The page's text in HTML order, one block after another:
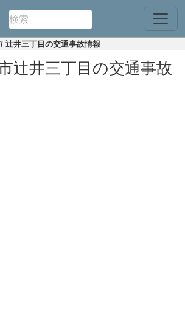
/ 辻井三丁目の交通事故情報
辻井三丁目の交通事故